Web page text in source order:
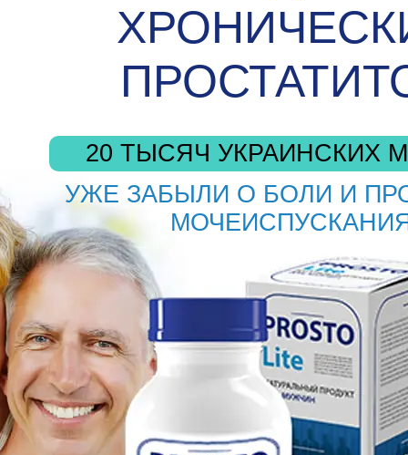
20 ТЫСЯЧ УКРАИНСКИХ
УЖЕ ЗАБЫЛИ О БОЛИ И